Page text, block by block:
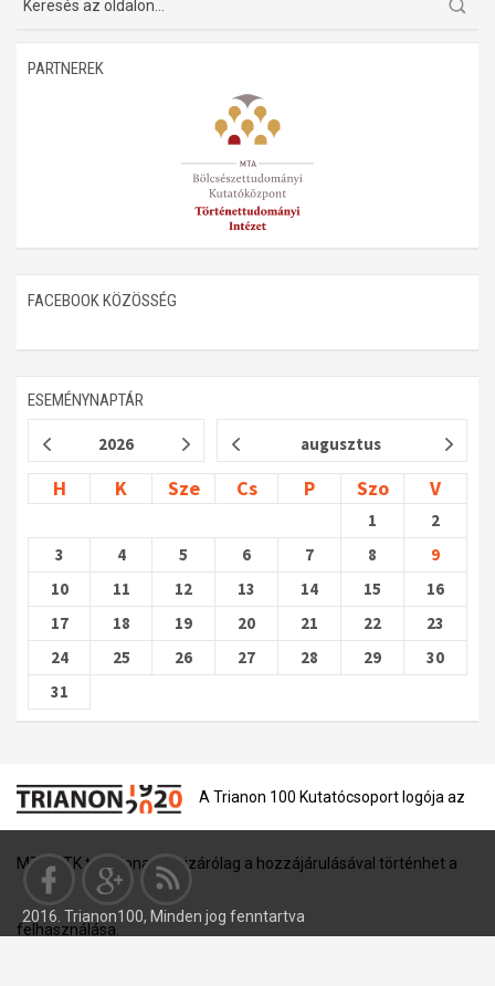
PARTNEREK
FACEBOOK KÖZÖSSÉG
ESEMÉNYNAPTÁR
2026 augusztus
H K Sze Cs P Szo V
1
2
3
4 5 6 7 8
9
10
11 12 13 14 15
16
17
18 19 20 21 22
23
24
25 26 27 28 29
30
31
A Trianon 100 Kutatócsoport logója az
MTA BTK tulajdona, és kizárólag a hozzájárulásával történhet a
felhasználása.
2016. Trianon100, Minden jog fenntartva